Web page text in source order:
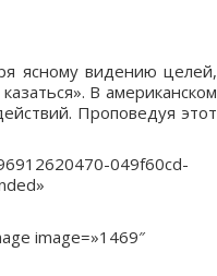
ясному видению целей,
В американском
Проповедуя этот
049f60cd-
image=»1469″